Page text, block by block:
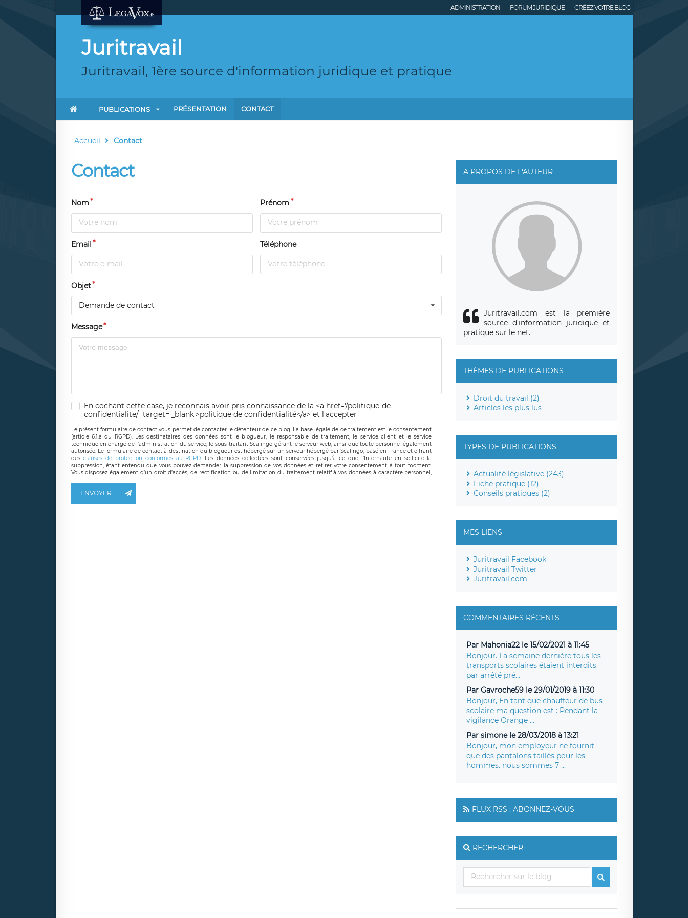
ADMINISTRATION FORUM JURIDIQUE CRÉEZ VOTRE BLOG
Juritravail
Juritravail, 1ère source d'information juridique et pratique
PUBLICATIONS PRÉSENTATION CONTACT
Accueil Contact
Contact
Nom Prénom
Email Téléphone
Objet
Demande de contact
Message
En cochant cette case, je reconnais avoir pris connaissance de la <a href='/politique-de-
confidentialite/' target='_blank'>politique de confidentialité</a> et l'accepter
Le présent formulaire de contact vous permet de contacter le détenteur de ce blog. La base légale de ce traitement est le consentement
(article 6.1.a du RGPD). Les destinataires des données sont le blogueur, le responsable de traitement, le service client et le service
technique en charge de l’administration du service, le sous-traitant Scalingo gérant le serveur web, ainsi que toute personne légalement
autorisée. Le formulaire de contact à destination du blogueur est hébergé sur un serveur hébergé par Scalingo, basé en France et offrant
desclauses de protection conformes au RGPD. Les données collectées sont conservées jusqu’à ce que l’Internaute en sollicite la
suppression, étant entendu que vous pouvez demander la suppression de vos données et retirer votre consentement à tout moment.
Vous disposez également d’un droit d’accès, de rectification ou de limitation du traitement relatif à vos données à caractère personnel,
responsable de traitement est la société LÉGAVOX, sis 9 rue Léopold Sédar Senghor, joignable à l’adresse mail :
ENVOYER
A PROPOS DE L'AUTEUR
Juritravail.com est la première
source d'information juridique et
pratique sur le net.
THÈMES DE PUBLICATIONS
Droit du travail (2)
Articles les plus lus
TYPES DE PUBLICATIONS
Actualité législative (243)
Fiche pratique (12)
Conseils pratiques (2)
MES LIENS
Juritravail Facebook
Juritravail Twitter
Juritravail.com
COMMENTAIRES RÉCENTS
Par Mahonia22 le 15/02/2021 à 11:45
Bonjour. La semaine dernière tous les
transports scolaires étaient interdits
par arrêté pré...
Par Gavroche59 le 29/01/2019 à 11:30
Bonjour, En tant que chauffeur de bus
scolaire ma question est : Pendant la
vigilance Orange ...
Par simone le 28/03/2018 à 13:21
Bonjour, mon employeur ne fournit
que des pantalons taillés pour les
hommes. nous sommes 7 ...
FLUX RSS : ABONNEZ-VOUS
RECHERCHER